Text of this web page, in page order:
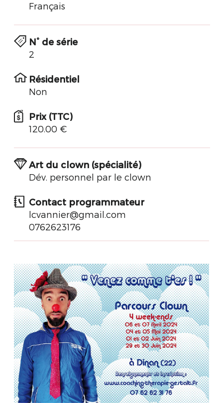
Français
N° de série
2
Résidentiel
Non
Prix (TTC)
120.00 €
Art du clown (spécialité)
Dév. personnel par le clown
Contact programmateur
lcvannier@gmail.com
0762623176